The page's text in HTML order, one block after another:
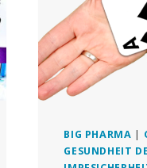
BIG PHARMA |
GESUNDHEIT